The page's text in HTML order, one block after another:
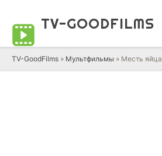
TV-GOODFILMS
TV-GoodFilms » Мультфильмы » Месть яйца